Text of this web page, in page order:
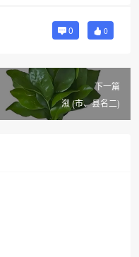
0 0
下一篇
溆 (市、县名二)